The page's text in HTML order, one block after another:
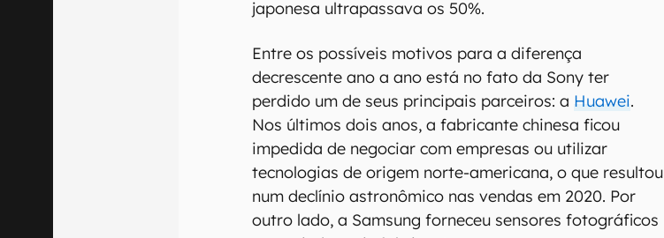
japonesa ultrapassava os 50%.
Entre os possíveis motivos para a diferença
decrescente ano a ano está no fato da Sony ter
perdido um de seus principais parceiros: a Huawei.
Nos últimos dois anos, a fabricante chinesa ficou
impedida de negociar com empresas ou utilizar
tecnologias de origem norte-americana, o que resultou
num declínio astronômico nas vendas em 2020. Por
outro lado, a Samsung forneceu sensores fotográficos